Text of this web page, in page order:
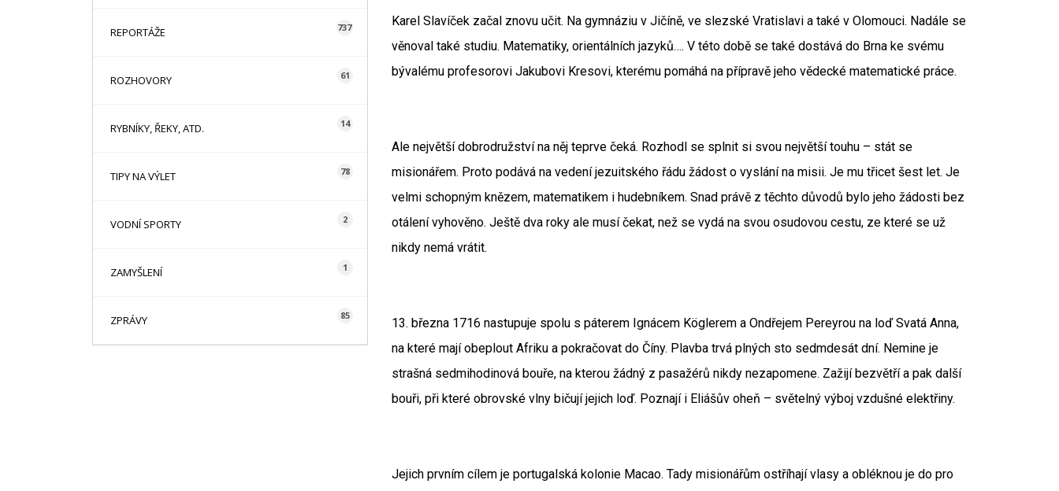
REPORTÁŽE 737
ROZHOVORY 61
RYBNÍKY, ŘEKY, ATD. 14
TIPY NA VÝLET 78
VODNÍ SPORTY 2
ZAMYŠLENÍ 1
ZPRÁVY 85
Karel Slavíček začal znovu učit. Na gymnáziu v Jičíně, ve slezské Vratislavi a také v Olomouci. Nadále se
věnoval také studiu. Matematiky, orientálních jazyků…. V této době se také dostává do Brna ke svému
bývalému profesorovi Jakubovi Kresovi, kterému pomáhá na přípravě jeho vědecké matematické práce.
Ale největší dobrodružství na něj teprve čeká. Rozhodl se splnit si svou největší touhu – stát se
misionářem. Proto podává na vedení jezuitského řádu žádost o vyslání na misii. Je mu třicet šest let. Je
velmi schopným knězem, matematikem i hudebníkem. Snad právě z těchto důvodů bylo jeho žádosti bez
otálení vyhověno. Ještě dva roky ale musí čekat, než se vydá na svou osudovou cestu, ze které se už
nikdy nemá vrátit.
13. března 1716 nastupuje spolu s páterem Ignácem Köglerem a Ondřejem Pereyrou na loď Svatá Anna,
na které mají obeplout Afriku a pokračovat do Číny. Plavba trvá plných sto sedmdesát dní. Nemine je
strašná sedmihodinová bouře, na kterou žádný z pasažérů nikdy nezapomene. Zažijí bezvětří a pak další
bouři, při které obrovské vlny bičují jejich loď. Poznají i Eliášův oheň – světelný výboj vzdušné elektřiny.
Jejich prvním cílem je portugalská kolonie Macao. Tady misionářům ostříhají vlasy a obléknou je do pro